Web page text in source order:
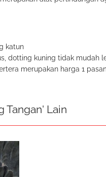
katun
dotting kuning tidak mudah
merupakan harga 1
Tangan' Lain